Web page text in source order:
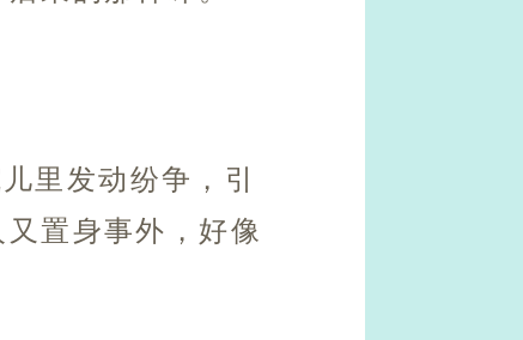
里发动纷争，引
置身事外，好像